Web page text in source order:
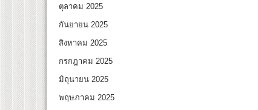
ตุลาคม 2025
กันยายน 2025
สิงหาคม 2025
กรกฎาคม 2025
มิถุนายน 2025
พฤษภาคม 2025